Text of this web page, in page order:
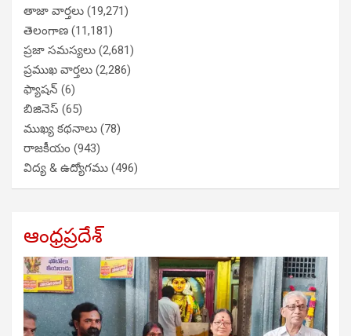
తాజా వార్తలు (19,271)
తెలంగాణ (11,181)
ప్రజా సమస్యలు (2,681)
ప్రముఖ వార్తలు (2,286)
ఫ్యాషన్ (6)
బిజినెస్ (65)
ముఖ్య కథనాలు (78)
రాజకీయం (943)
విద్య & ఉద్యోగము (496)
ఆంధ్రప్రదేశ్